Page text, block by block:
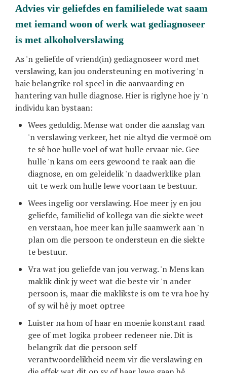
advies vir geliefdes en familielede wat saam
met iemand woon of werk wat gediagnoseer
is met alkoholverslawing
As 'n geliefde of vriend(in) gediagnoseer word met
verslawing, kan jou ondersteuning en motivering 'n
baie belangrike rol speel in die aanvaarding en
hantering van hulle diagnose. Hier is riglyne hoe jy 'n
individu kan bystaan:
Wees geduldig. Mense wat onder die aanslag van
'n verslawing verkeer, het nie altyd die vermoë om
te sê hoe hulle voel of wat hulle ervaar nie. Gee
hulle 'n kans om eers gewoond te raak aan die
diagnose, en om geleidelik 'n daadwerklike plan
uit te werk om hulle lewe voortaan te bestuur.
Wees ingelig oor verslawing. Hoe meer jy en jou
geliefde, familielid of kollega van die siekte weet
en verstaan, hoe meer kan julle saamwerk aan 'n
plan om die persoon te ondersteun en die siekte
te bestuur.
Vra wat jou geliefde van jou verwag. 'n Mens kan
maklik dink jy weet wat die beste vir 'n ander
persoon is, maar die maklikste is om te vra hoe hy
of sy wil hê jy moet optree
Luister na hom of haar en moenie konstant raad
gee of met logika probeer redeneer nie. Dit is
belangrik dat die persoon self
verantwoordelikheid neem vir die verslawing en